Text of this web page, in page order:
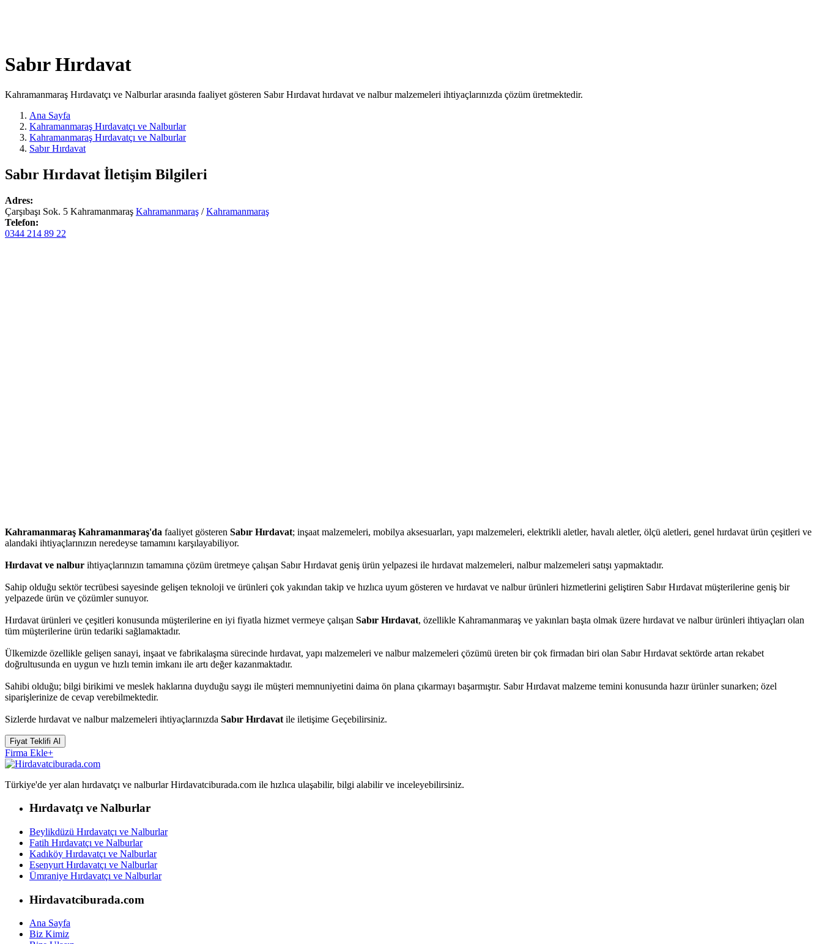
Sabır Hırdavat
Kahramanmaraş Hırdavatçı ve Nalburlar arasında faaliyet gösteren Sabır Hırdavat hırdavat ve nalbur malzemeleri ihtiyaçlarınızda çözüm üretmektedir.
Ana Sayfa
Kahramanmaraş Hırdavatçı ve Nalburlar
Kahramanmaraş Hırdavatçı ve Nalburlar
Sabır Hırdavat
Sabır Hırdavat İletişim Bilgileri
Adres:
Çarşıbaşı Sok. 5 Kahramanmaraş Kahramanmaraş /Kahramanmaraş
Telefon:
0344 214 89 22
Kahramanmaraş Kahramanmaraş'da faaliyet gösteren Sabır Hırdavat; inşaat malzemeleri, mobilya aksesuarları, yapı malzemeleri, elektrikli aletler, havalı aletler, ölçü aletleri, genel hırdavat ürün çeşitleri ve
alandaki ihtiyaçlarınızın neredeyse tamamını karşılayabiliyor.
Hırdavat ve nalbur ihtiyaçlarınızın tamamına çözüm üretmeye çalışan Sabır Hırdavat geniş ürün yelpazesi ile hırdavat malzemeleri, nalbur malzemeleri satışı yapmaktadır.
Sahip olduğu sektör tecrübesi sayesinde gelişen teknoloji ve ürünleri çok yakından takip ve hızlıca uyum gösteren ve hırdavat ve nalbur ürünleri hizmetlerini geliştiren Sabır Hırdavat müşterilerine geniş bir
yelpazede ürün ve çözümler sunuyor.
Hırdavat ürünleri ve çeşitleri konusunda müşterilerine en iyi fiyatla hizmet vermeye çalışan Sabır Hırdavat, özellikle Kahramanmaraş ve yakınları başta olmak üzere hırdavat ve nalbur ürünleri ihtiyaçları olan
tüm müşterilerine ürün tedariki sağlamaktadır.
Ülkemizde özellikle gelişen sanayi, inşaat ve fabrikalaşma sürecinde hırdavat, yapı malzemeleri ve nalbur malzemeleri çözümü üreten bir çok firmadan biri olan Sabır Hırdavat sektörde artan rekabet
doğrultusunda en uygun ve hızlı temin imkanı ile artı değer kazanmaktadır.
Sahibi olduğu; bilgi birikimi ve meslek haklarına duyduğu saygı ile müşteri memnuniyetini daima ön plana çıkarmayı başarmıştır. Sabır Hırdavat malzeme temini konusunda hazır ürünler sunarken; özel
siparişlerinize de cevap verebilmektedir.
Sizlerde hırdavat ve nalbur malzemeleri ihtiyaçlarınızda Sabır Hırdavat ile iletişime Geçebilirsiniz.
Fiyat Teklifi Al
Firma Ekle+
Türkiye'de yer alan hırdavatçı ve nalburlar Hirdavatciburada.com ile hızlıca ulaşabilir, bilgi alabilir ve inceleyebilirsiniz.
Hırdavatçı ve Nalburlar
Beylikdüzü Hırdavatçı ve Nalburlar
Fatih Hırdavatçı ve Nalburlar
Kadıköy Hırdavatçı ve Nalburlar
Esenyurt Hırdavatçı ve Nalburlar
Ümraniye Hırdavatçı ve Nalburlar
Hirdavatciburada.com
Ana Sayfa
Biz Kimiz